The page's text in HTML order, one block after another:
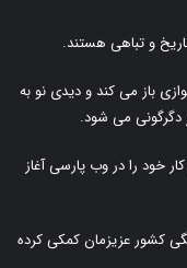
و تباهی هستند.
باز می کند و دیدی نو به
می شود.
خود را در وب پارسی آغاز
کشور عزیزمان کمکی کرده